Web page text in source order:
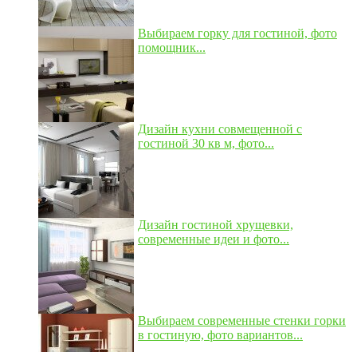
Выбираем горку для гостиной, фото
помощник...
Дизайн кухни совмещенной с
гостиной 30 кв м, фото...
Дизайн гостиной хрущевки,
современные идеи и фото...
Выбираем современные стенки горки
в гостиную, фото вариантов...